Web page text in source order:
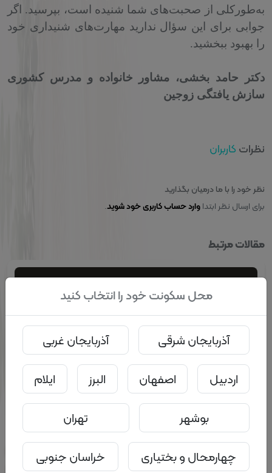
به‌طورکلی از صحبت‌های شما شنیده‌ است، بپرسید. اگر
جوابی برای این سؤال ندارید مهارت‌های شنیداری خود
را بهبود ببخشید.
دکتر حامد بخشی، مشاور خانواده و مدرس کشوری
سازش یافتگی زوجین
نظرات کاربران
نظر خود را با ما درمیان بگذارید
برای ارسال نظر ابتداوارد حساب کاربری خود شوید.
مقالات مرتبط
0 ۰۳ تیر ۱۴۰۳ - ۰۸:۳۱
محل سکونت خود را انتخاب کنید
آذربایجان شرقی
آذربایجان غربی
اردبیل
اصفهان البرز
ایلام
بوشهر
تهران
چهارمحال و بختیاری
خراسان جنوبی